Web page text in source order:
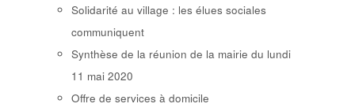
Solidarité au village : les élues sociales
communiquent
Synthèse de la réunion de la mairie du lundi
11 mai 2020
Offre de services à domicile